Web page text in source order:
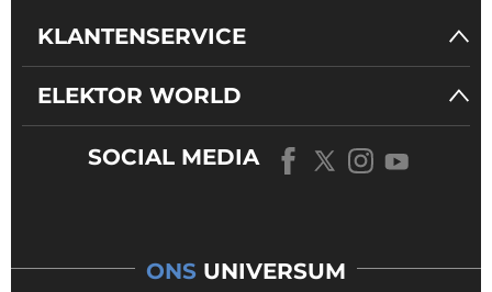
KLANTENSERVICE
ELEKTOR WORLD
SOCIAL MEDIA
ONS UNIVERSUM